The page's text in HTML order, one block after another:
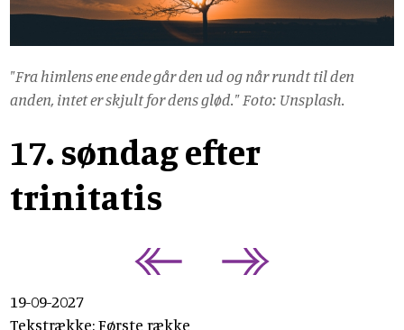
"Fra himlens ene ende går den ud og når rundt til den
anden, intet er skjult for dens glød." Foto: Unsplash.
17. søndag efter
trinitatis
19-09-2027
Tekstrække: Første række